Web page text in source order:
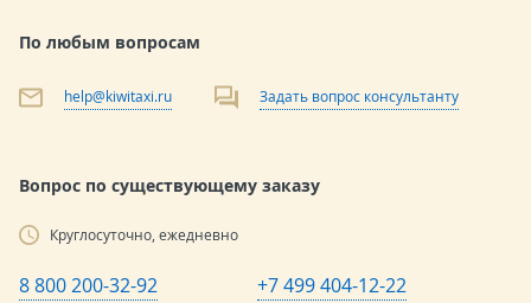
По любым вопросам
help@kiwitaxi.ru Задать вопрос консультанту
Вопрос по существующему заказу
Круглосуточно, ежедневно
8 800 200-32-92 +7 499 404-12-22